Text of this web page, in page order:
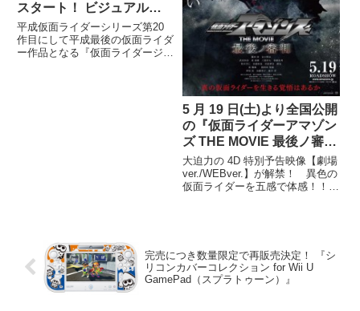
スタート！ ビジュアル＆
キャスト＆トレーラーを一
挙解禁！
平成仮面ライダーシリーズ第20
作目にして平成最後の仮面ライダ
ー作品となる『仮面ライダージオ
5 月 19 日(土)より全国公開
の『仮面ライダーアマゾン
ズ THE MOVIE 最後ノ審
判』は「仮面ライダー」シ
リーズ史上初 4D 上映だゾ
ン！
大迫力の 4D 特別予告映像【劇場
ver./WEBver.】が解禁！ 異色の
仮面ライダーを五感で体感！！
体感
完売につき数量限定で再販売決定！ 『シ
リコンカバーコレクション for Wii U
GamePad（スプラトゥーン）』